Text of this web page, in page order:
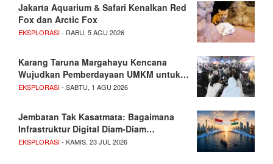
Jakarta Aquarium & Safari Kenalkan Red
Fox dan Arctic Fox
EKSPLORASI- RABU, 5 AGU 2026
Karang Taruna Margahayu Kencana
Wujudkan Pemberdayaan UMKM untuk…
EKSPLORASI- SABTU, 1 AGU 2026
Jembatan Tak Kasatmata: Bagaimana
Infrastruktur Digital Diam-Diam…
EKSPLORASI- KAMIS, 23 JUL 2026